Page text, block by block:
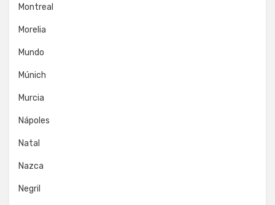
Montreal
Morelia
Mundo
Múnich
Murcia
Nápoles
Natal
Nazca
Negril